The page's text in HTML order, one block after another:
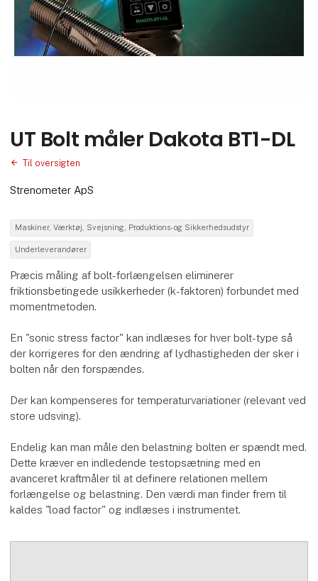
UT Bolt måler Dakota BT1-DL
Til oversigten
Strenometer ApS
Maskiner, Værktøj, Svejsning, Produktions- og Sikkerhedsudstyr
Underleverandører
Præcis måling af bolt-forlængelsen eliminerer
friktionsbetingede usikkerheder (k-faktoren) forbundet med
momentmetoden.
En "sonic stress factor" kan indlæses for hver bolt-type så
der korrigeres for den ændring af lydhastigheden der sker i
bolten når den forspændes.
Der kan kompenseres for temperaturvariationer (relevant ved
store udsving).
Endelig kan man måle den belastning bolten er spændt med.
Dette kræver en indledende testopsætning med en
avanceret kraftmåler til at definere relationen mellem
forlængelse og belastning. Den værdi man finder frem til
kaldes "load factor" og indlæses i instrumentet.